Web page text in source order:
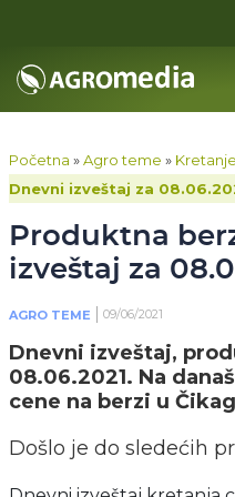
Početna »Agro teme »
Dnevni izveštaj za
Produktna
izveštaj za
AGRO TEME 09/06/2021
Dnevni izveštaj,
08.06.2021. Na
cene na berzi u
Došlo je do sledećih